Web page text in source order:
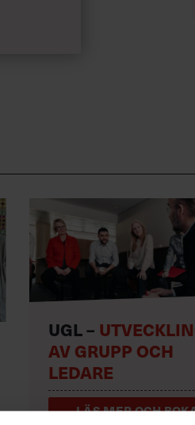
UGL –
AV GRUPP OCH
LEDARE
LÄS MER OCH